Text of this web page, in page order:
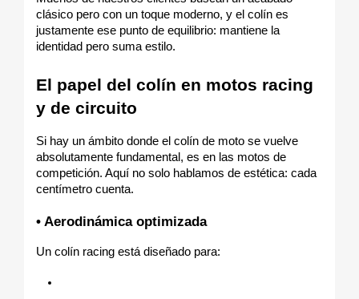
clásico pero con un toque moderno, y el colín es
justamente ese punto de equilibrio: mantiene la
identidad pero suma estilo.
El papel del colín en motos racing
y de circuito
Si hay un ámbito donde el colín de moto se vuelve
absolutamente fundamental, es en las motos de
competición. Aquí no solo hablamos de estética: cada
centímetro cuenta.
• Aerodinámica optimizada
Un colín racing está diseñado para: